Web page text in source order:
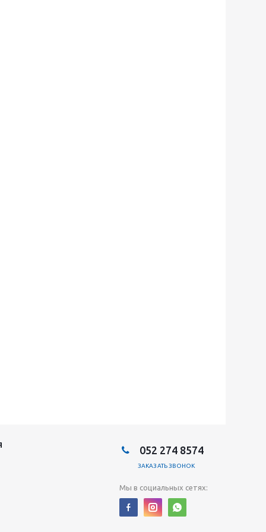
052 274 8574
ЗАКАЗАТЬ ЗВОНОК
Мы в социальных сетях: